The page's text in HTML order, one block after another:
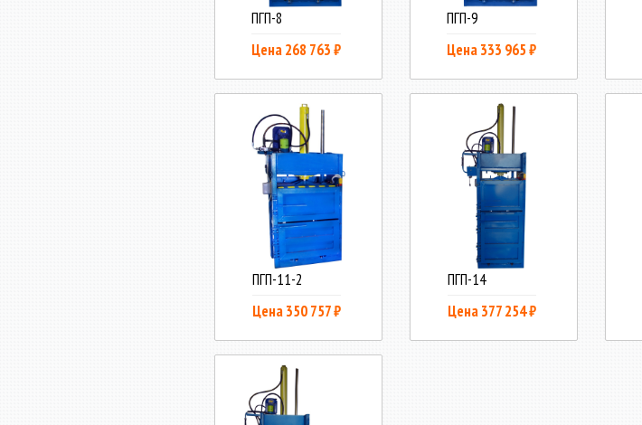
ПГП-8
Цена 268 763 ₽
ПГП-9
Цена 333 965 ₽
ПГП-11-2
Цена 350 757 ₽
ПГП-14
Цена 377 254 ₽